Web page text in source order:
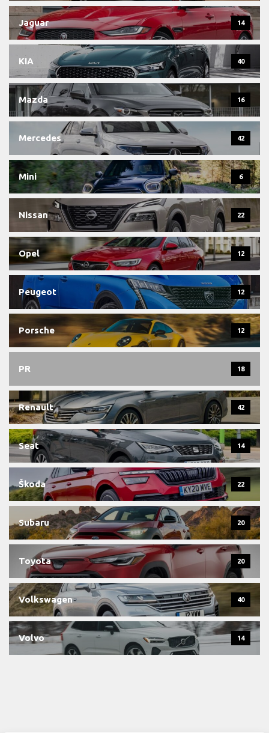
Jaguar 14
KIA 40
Mazda 16
Mercedes 42
Mini 6
Nissan 22
Opel 12
Peugeot 12
Porsche 12
PR 18
Renault 42
Seat 14
Škoda 22
Subaru 20
Toyota 20
Volkswagen 40
Volvo 14